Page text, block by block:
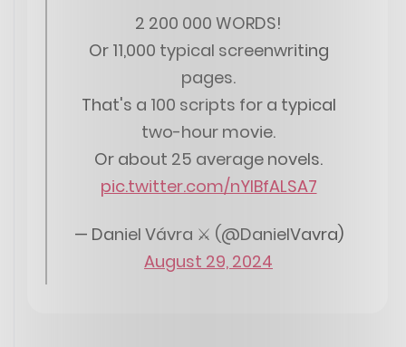
2 200 000 WORDS!
Or 11,000 typical screenwriting
pages.
That's a 100 scripts for a typical
two-hour movie.
Or about 25 average novels.
pic.twitter.com/nYIBfALSA7
— Daniel Vávra ⚔ (@DanielVavra)
August 29, 2024